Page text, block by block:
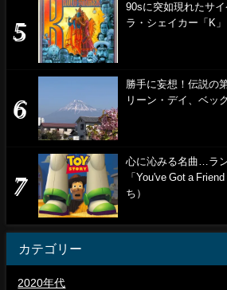
90sに突如現れたサ
ラ・シェイカー「K」
勝手に妄想！伝説の
リーン・デイ、ベッ
心に沁みる名曲…ラ
「You've Got a
ち）
カテゴリー
2020年代